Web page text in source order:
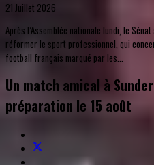
21 Juillet 2026
Après l’Assemblée nationale lundi, le
réformer le sport professionnel, qui
football français marqué par les...
Un match amical à
préparation le 15 août